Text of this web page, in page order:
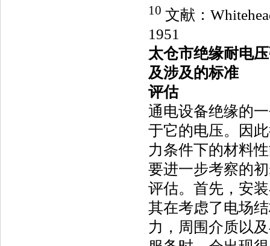
10 文献：
1951
太仓市绝缘耐电
及涉及的标准
评估
通电设备绝缘的
于它的电压。因
力条件下的材料
要进一步考察的
评估。首先，安
其在考虑了电场
力，周围介质以